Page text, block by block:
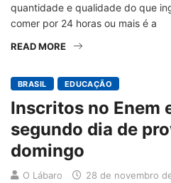
quantidade e qualidade do que
comer por 24 horas ou mais é a
READ MORE
BRASIL EDUCAÇÃO
Inscritos no Enem
segundo dia de
domingo
O Lábaro 28 de novembro